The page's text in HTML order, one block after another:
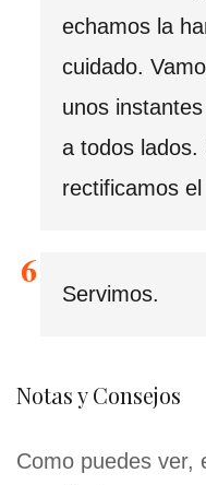
echamos la
cuidado.
unos
a todos lados.
rectificamos
Servimos.
Notas y Consejos
Como puedes ver,